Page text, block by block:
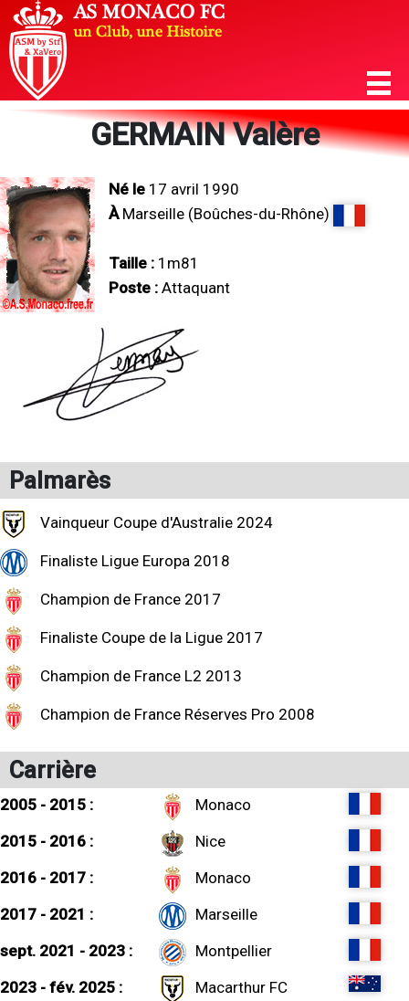
GERMAIN Valère
Né le 17 avril 1990
ÀMarseille (Boûches-du-Rhône)
Taille : 1m81
Poste : Attaquant
Palmarès
Vainqueur Coupe d'Australie 2024
Finaliste Ligue Europa 2018
Champion de France 2017
Finaliste Coupe de la Ligue 2017
Champion de France L2 2013
Champion de France Réserves Pro 2008
Carrière
2005 - 2015 :
Monaco
2015 - 2016 :
Nice
2016 - 2017 :
Monaco
2017 - 2021 :
Marseille
sept. 2021 - 2023 :
Montpellier
2023 - fév. 2025 :
Macarthur FC